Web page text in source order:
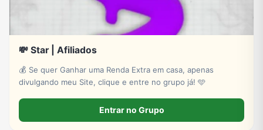
💸 Star | Afiliados
💰 Se quer Ganhar uma Renda Extra em casa, apenas
divulgando meu Site, clique e entre no grupo já! 🩵
Entrar no Grupo